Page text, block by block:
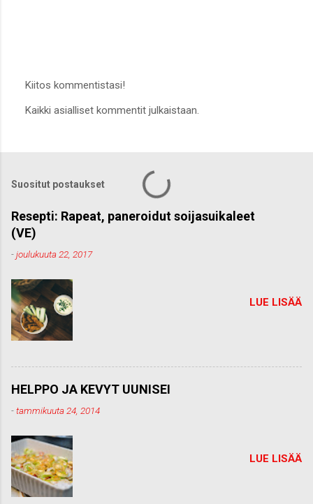
ä
o
m
e
n
Kiitos kommentistasi!
Kaikki asialliset kommentit julkaistaan.
Suositut postaukset
Resepti: Rapeat, paneroidut soijasuikaleet
(VE)
-joulukuuta 22, 2017
LUE LISÄÄ
HELPPO JA KEVYT UUNISEI
-tammikuuta 24, 2014
LUE LISÄÄ